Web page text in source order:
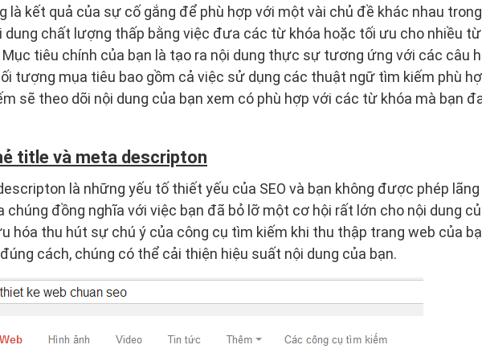
là kết quả của sự cố gắng để phù hợp với một vài chủ đề khác nhau
dung chất lượng thấp bằng việc đưa các từ khóa hoặc tối ưu cho nhiều
tiêu chính của bạn là tạo ra nội dung thực sự tương ứng với các câu
tượng mụa tiêu bao gồm cả việc sử dụng các thuật ngữ tìm kiếm phù
sẽ theo dõi nội dung của bạn xem có phù hợp với các từ khóa mà bạn
title và meta descripton
là những yếu tố thiết yếu của SEO và bạn không được phép lãng
chúng đồng nghĩa với việc bạn đã bỏ lỡ một cơ hội rất lớn cho nội dung
hóa thu hút sự chú ý của công cụ tìm kiếm khi thu thập trang web của
cách, chúng có thể cải thiện hiệu suất nội dung của bạn.